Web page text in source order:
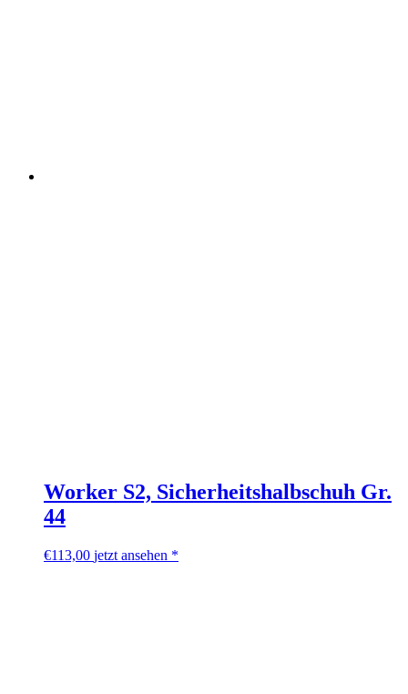
Worker S2, Sicherheitshalbschuh Gr.
44
€113,00 jetzt ansehen *